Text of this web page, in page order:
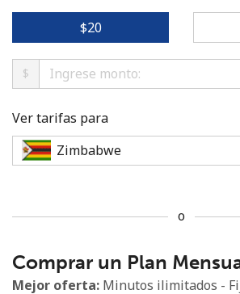
No se ha
Mínimo 8 caracteres
Una letra mayúscula y una minúscula
⁦$20⁩
$
Ver tarifas para
o
Comprar un Plan
Mejor oferta: Minutos ilimitados -